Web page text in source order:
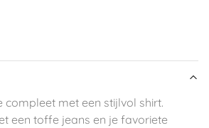
met een stijlvol shirt.
een toffe jeans en je favoriete